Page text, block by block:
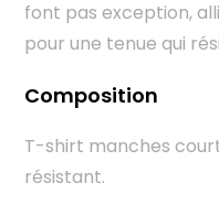
font pas exception,
pour une tenue qui
Composition
T-shirt manches
résistant.